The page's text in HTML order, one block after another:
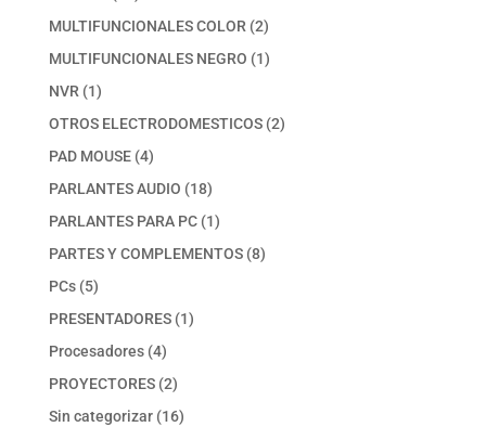
productos
MULTIFUNCIONALES COLOR 22
productos
MULTIFUNCIONALES NEGRO 11
NVR 11
producto
OTROS ELECTRODOMESTICOS 22
PAD MOUSE 44
productos
PARLANTES AUDIO 1818
productos
PARLANTES PARA PC 11
producto
PARTES Y COMPLEMENTOS 88
PCs 55
productos
PRESENTADORES 11
Procesadores 44
productos
PROYECTORES 22
productos
Sin categorizar 1616